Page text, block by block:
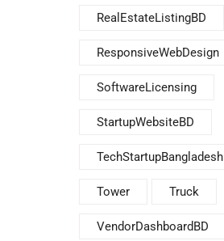
RealEstateListingBD
ResponsiveWebDesign
SoftwareLicensing
StartupWebsiteBD
TechStartupBangladesh
Tower Truck
VendorDashboardBD